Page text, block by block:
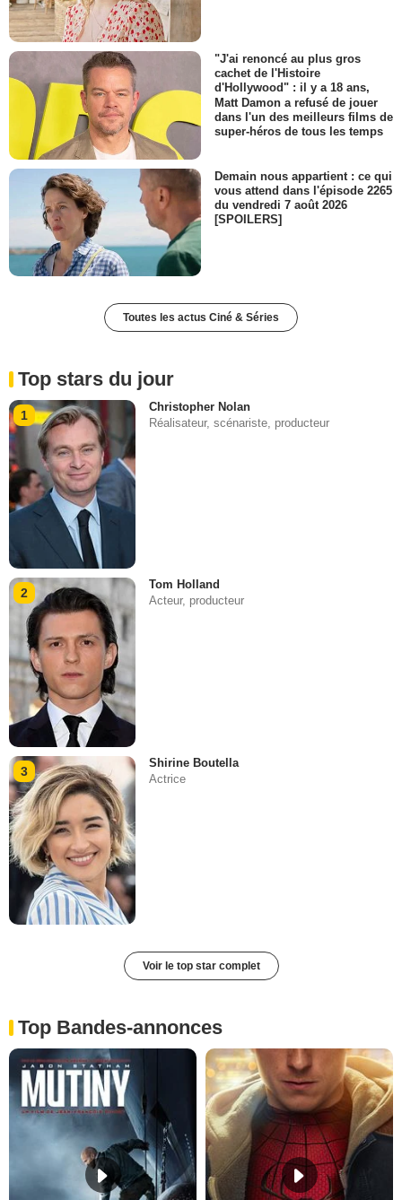
"J'ai renoncé au plus gros
cachet de l'Histoire
d'Hollywood" : il y a 18 ans,
Matt Damon a refusé de jouer
dans l'un des meilleurs films de
super-héros de tous les temps
Demain nous appartient : ce qui
vous attend dans l'épisode 2265
du vendredi 7 août 2026
[SPOILERS]
Toutes les actus Ciné & Séries
Top stars du jour
1
Christopher Nolan
Réalisateur, scénariste, producteur
2
Tom Holland
Acteur, producteur
3
Shirine Boutella
Actrice
Voir le top star complet
Top Bandes-annonces